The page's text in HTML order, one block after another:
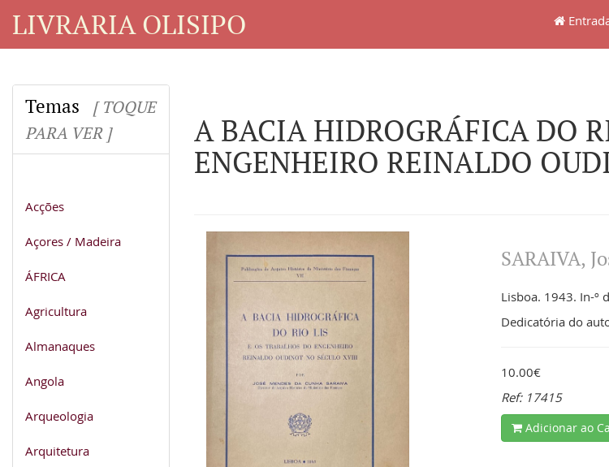
LIVRARIA OLISIPO
Temas
[ TOQUE
PARA VER ]
Acções
Açores / Madeira
ÁFRICA
Agricultura
Almanaques
Angola
Arqueologia
Arquitetura
A BACIA HIDROGRÁFICA DO
ENGENHEIRO REINALDO
SARAIVA,
Lisboa. 1943. In-º
Dedicatória do
10.00€
Ref: 17415
Adicionar ao